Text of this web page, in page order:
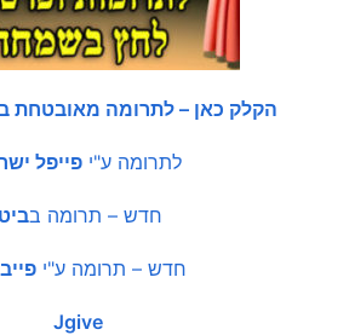
הקלק כאן – לתרומה מאובטחת
לתרומה ע"י פייפל
חדש – תרומה בביט
חדש – תרומה ע"י
Jgive